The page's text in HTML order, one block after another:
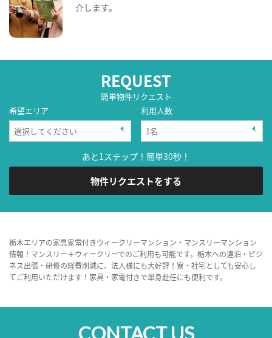
介します。
REQUEST
簡単物件リクエスト
希望エリア
利用人数
あと1ステップ！簡単30秒！
物件リクエストをする
栃木エリアの家具家電付きウィークリーマンション・マンスリーマンション
情報！マンスリー＋ウィークリーでのご利用も可能です。栃木への連泊・ビジ
ネス出張・研修の経費削減に、法人様にも大好評！寮・社宅としても安心し
てご利用いただけます！家具・家電付きで単身赴任にも便利です。
CONTACT US